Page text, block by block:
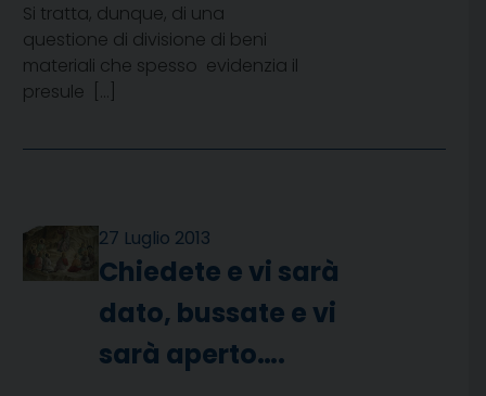
Si tratta, dunque, di una
questione di divisione di beni
materiali che spesso  evidenzia il
presule  […]
27 Luglio 2013
Chiedete e vi sarà
dato, bussate e vi
sarà aperto….